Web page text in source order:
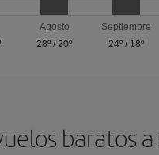
Agosto
28º /20º
Septiembre
24º/ 18º
baratos